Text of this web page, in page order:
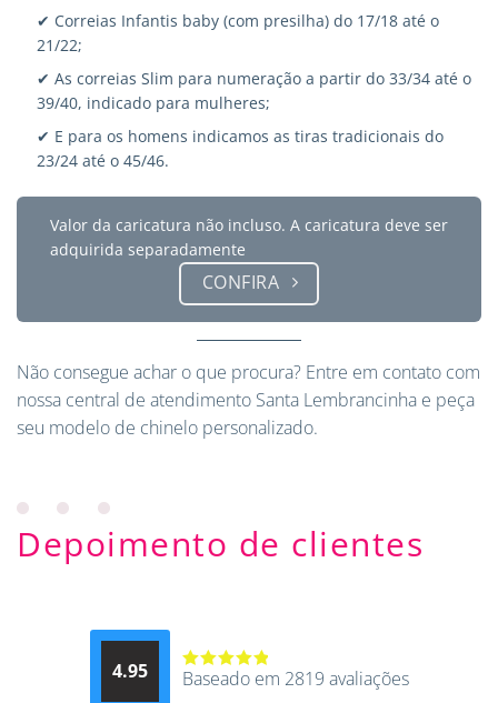
✔ Correias Infantis baby (com presilha) do 17/18 até o
21/22;
✔ As correias Slim para numeração a partir do 33/34 até o
39/40, indicado para mulheres;
✔ E para os homens indicamos as tiras tradicionais do
23/24 até o 45/46.
Valor da caricatura não incluso. A caricatura deve ser
adquirida separadamente
CONFIRA
Não consegue achar o que procura? Entre em contato com
nossa central de atendimento Santa Lembrancinha e peça
seu modelo de chinelo personalizado.
Depoimento de clientes
4.95
Avaliação
Baseado em 2819 avaliações